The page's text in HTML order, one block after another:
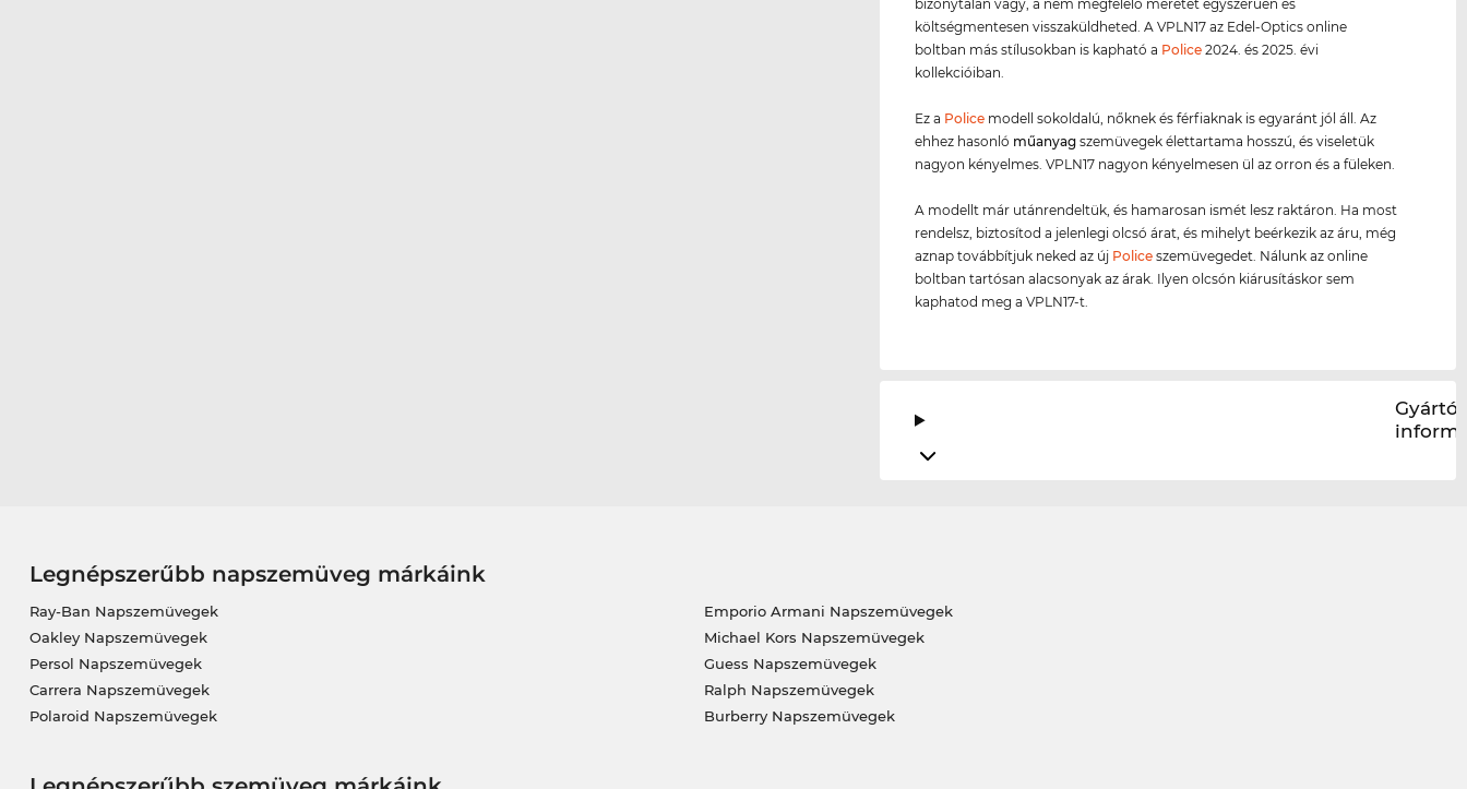
bizonytalan vagy, a nem megfelelő méretet egyszerűen és
költségmentesen visszaküldheted. A VPLN17 az Edel-Optics online
boltban más stílusokban is kapható a Police 2024. és 2025. évi
kollekcióiban.
Ez a Police modell sokoldalú, nőknek és férfiaknak is egyaránt jól áll. Az
ehhez hasonló műanyag szemüvegek élettartama hosszú, és viseletük
nagyon kényelmes. VPLN17 nagyon kényelmesen ül az orron és a füleken.
A modellt már utánrendeltük, és hamarosan ismét lesz raktáron. Ha most
rendelsz, biztosítod a jelenlegi olcsó árat, és mihelyt beérkezik az áru, még
aznap továbbítjuk neked az új Police szemüvegedet. Nálunk az online
boltban tartósan alacsonyak az árak. Ilyen olcsón kiárusításkor sem
kaphatod meg a VPLN17-t.
Gyártói
Legnépszerűbb napszemüveg márkáink
Ray-Ban Napszemüvegek
Oakley Napszemüvegek
Persol Napszemüvegek
Carrera Napszemüvegek
Polaroid Napszemüvegek
Emporio Armani Napszemüvegek
Michael Kors Napszemüvegek
Guess Napszemüvegek
Ralph Napszemüvegek
Burberry Napszemüvegek